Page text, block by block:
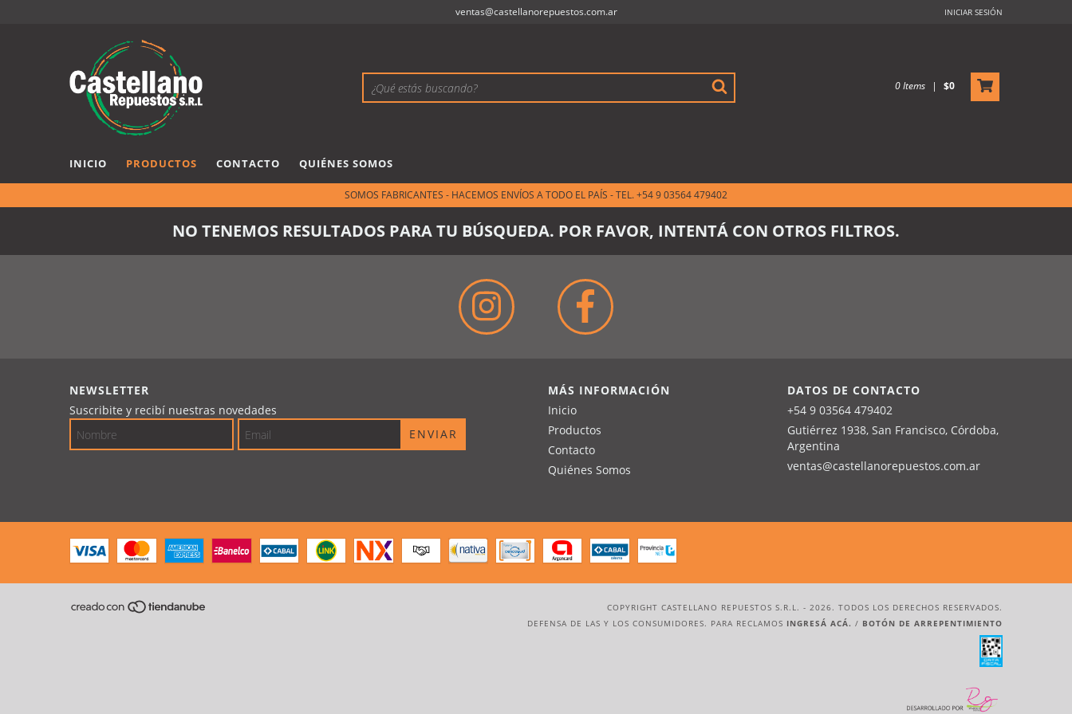
ventas@castellanorepuestos.com.ar INICIAR SESIÓN
0Items | $0
INICIO PRODUCTOS CONTACTO QUIÉNES SOMOS
SOMOS FABRICANTES - HACEMOS ENVÍOS A TODO EL PAÍS - TEL. +54 9 03564 479402
NO TENEMOS RESULTADOS PARA TU BÚSQUEDA. POR FAVOR, INTENTÁ CON OTROS FILTROS.
NEWSLETTER
Suscribite y recibí nuestras novedades
MÁS INFORMACIÓN
Inicio
Productos
Contacto
Quiénes Somos
DATOS DE CONTACTO
+54 9 03564 479402
Gutiérrez 1938, San Francisco, Córdoba,
Argentina
ventas@castellanorepuestos.com.ar
COPYRIGHT CASTELLANO REPUESTOS S.R.L. - 2026. TODOS LOS DERECHOS RESERVADOS.
DEFENSA DE LAS Y LOS CONSUMIDORES. PARA RECLAMOS INGRESÁ ACÁ. / BOTÓN DE ARREPENTIMIENTO